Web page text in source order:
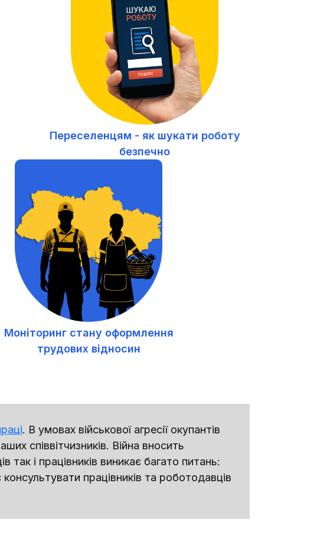
Переселенцям - як шукати роботу
безпечно
Моніторинг стану оформлення
трудових відносин
. В умовах військової агресії окупантів
співвітчизників. Війна вносить
і працівників виникає багато питань:
працівників та роботодавців